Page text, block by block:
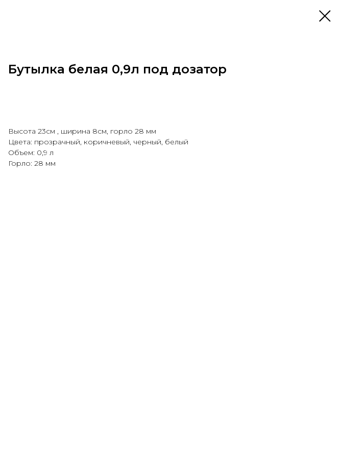
Бутылка белая 0,9л под дозатор
Высота 23см , ширина 8см, горло 28 мм
Цвета: прозрачный, коричневый, черный, белый
Объем: 0,9 л
Горло: 28 мм